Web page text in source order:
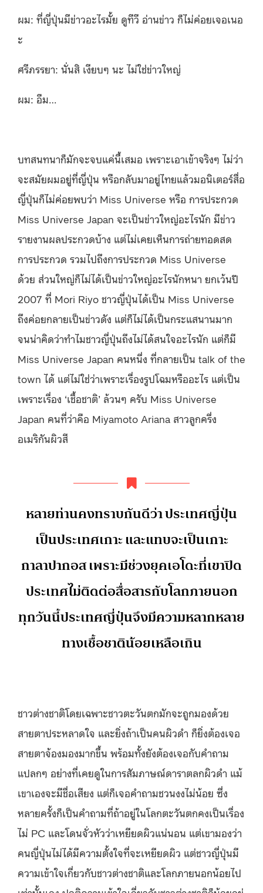
ผม: ที่ญี่ปุ่นมีข่าวอะไรมั้ย ดูทีวี อ่านข่าว ก็ไม่ค่อยเจอเนอ
ะ
ศรีภรรยา: นั่นสิ เงียบๆ นะ ไม่ใช่ข่าวใหญ่
ผม: อืม…
บทสนทนาก็มักจะจบแค่นี้เสมอ เพราะเอาเข้าจริงๆ ไม่ว่า
จะสมัยผมอยู่ที่ญี่ปุ่น หรือกลับมาอยู่ไทยแล้วมอนิเตอร์สื่อ
ญี่ปุ่นก็ไม่ค่อยพบว่า Miss Universe หรือ การประกวด
Miss Universe Japan จะเป็นข่าวใหญ่อะไรนัก มีข่าว
รายงานผลประกวดบ้าง แต่ไม่เคยเห็นการถ่ายทอดสด
การประกวด รวมไปถึงการประกวด Miss Universe
ด้วย ส่วนใหญ่ก็ไม่ได้เป็นข่าวใหญ่อะไรนักหนา ยกเว้นปี
2007 ที่ Mori Riyo ชาวญี่ปุ่นได้เป็น Miss Universe
ถึงค่อยกลายเป็นข่าวดัง แต่ก็ไม่ได้เป็นกระแสนานมาก
จนน่าคิดว่าทำไมชาวญี่ปุ่นถึงไม่ได้สนใจอะไรนัก แต่ก็มี
Miss Universe Japan คนหนึ่ง ที่กลายเป็น talk of the
town ได้ แต่ไม่ใช่ว่าเพราะเรื่องรูปโฉมหรืออะไร แต่เป็น
เพราะเรื่อง ‘เชื้อชาติ’ ล้วนๆ ครับ Miss Universe
Japan คนที่ว่าคือ Miyamoto Ariana สาวลูกครึ่ง
อเมริกันผิวสี
หลายท่านคงทราบกันดีว่า ประเทศญี่ปุ่น
เป็นประเทศเกาะ และแทบจะเป็นเกาะ
กาลาปากอส เพราะมีช่วงยุคเอโดะที่เขาปิด
ประเทศไม่ติดต่อสื่อสารกับโลกภายนอก
ทุกวันนี้ประเทศญี่ปุ่นจึงมีความหลากหลาย
ทางเชื้อชาติน้อยเหลือเกิน
ชาวต่างชาติโดยเฉพาะชาวตะวันตกมักจะถูกมองด้วย
สายตาประหลาดใจ และยิ่งถ้าเป็นคนผิวดำ ก็ยิ่งต้องเจอ
สายตาจ้องมองมากขึ้น พร้อมทั้งยังต้องเจอกับคำถาม
แปลกๆ อย่างที่เคยดูในการสัมภาษณ์ดาราตลกผิวดำ แม้
เขาเองจะมีชื่อเสียง แต่ก็เจอคำถามชวนงงไม่น้อย ซึ่ง
หลายครั้งก็เป็นคำถามที่ถ้าอยู่ในโลกตะวันตกคงเป็นเรื่อง
ไม่ PC และโดนจั่วหัวว่าเหยียดผิวแน่นอน แต่เขามองว่า
คนญี่ปุ่นไม่ได้มีความตั้งใจที่จะเหยียดผิว แต่ชาวญี่ปุ่นมี
ความเข้าใจเกี่ยวกับชาวต่างชาติและโลกภายนอกน้อยไป